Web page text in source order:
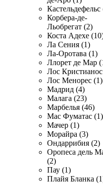
Кастельдефельс
Корбера-де-
Льобрегат (2)
Коста Адехе
Ла Сения (1)
Ла-Оротава (1)
Ллорет де Мар
Лос
Лос Менорес (1)
Мадрид (4)
Малага (23)
Марбелья (46)
Мас Фуматас (1)
Мачер (1)
Морайра (3)
Ондаррибия (2)
Оропеса дель
(2)
Пау (1)
Плайя Бланка